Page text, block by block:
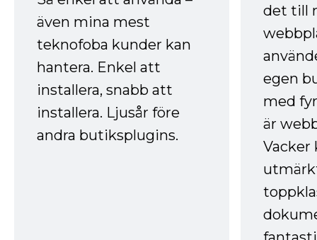
även mina mest
teknofoba kunder kan
hantera. Enkel att
installera, snabb att
installera. Ljusår före
andra butiksplugins.
det till
egen
med
är
Vacker